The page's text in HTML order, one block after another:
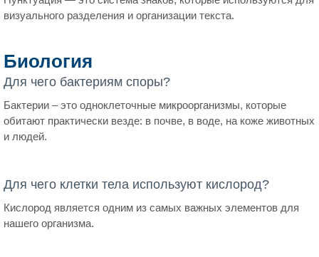
визуального разделения и организации текста.
Биология
Для чего бактериям споры?
Бактерии – это одноклеточные микроорганизмы, которые
обитают практически везде: в почве, в воде, на коже животных
и людей.
Для чего клетки тела используют кислород?
Кислород является одним из самых важных элементов для
нашего организма.